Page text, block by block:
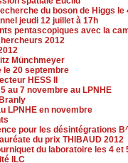
du boson de Higgs le
jeudi 12 juillet à 17h
pentascopiques avec la
2012
Münchmeyer
le 20 septembre
HESS II
au 7 novembre au LPNHE
LPNHE en novembre
pour les désintégrations
du prix THIBAUD 2012
du laboratoire les 4 et
ILC